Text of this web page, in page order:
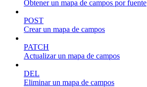
Obtener un mapa de campos por fuente
POST
Crear un mapa de campos
PATCH
Actualizar un mapa de campos
DEL
Eliminar un mapa de campos